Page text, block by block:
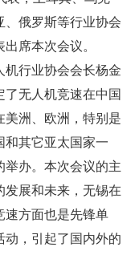
、俄罗斯等行业协会
席本次会议。
机行业协会会长杨金
无人机竞速在中国
美洲、欧洲，特别是
和其它亚太国家一
举办。本次会议的主
发展和未来，无锡在
速方面也是先锋单
动，引起了国内外的